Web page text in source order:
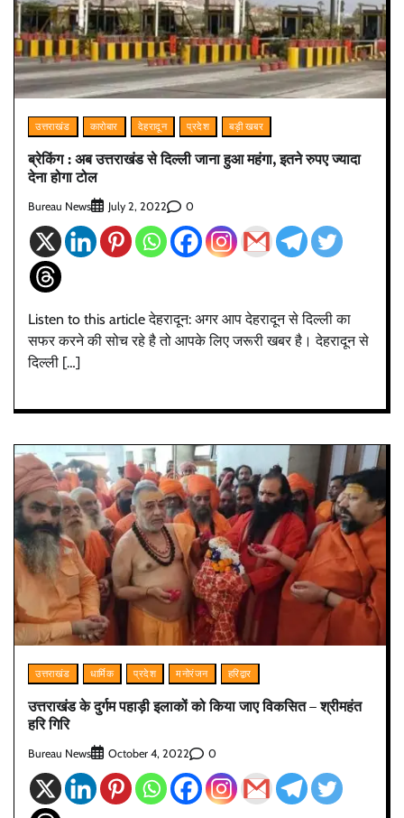
उत्तराखंड कारोबार देहरादून प्रदेश बड़ी खबर
ब्रेकिंग : अब उत्तराखंड से दिल्ली जाना हुआ महंगा, इतने रुपए ज्यादा
देना होगा टोल
Bureau News July 2, 2022 0
Listen to this article देहरादून: अगर आप देहरादून से दिल्ली का
सफर करने की सोच रहे है तो आपके लिए जरूरी खबर है। देहरादून से
दिल्ली […]
उत्तराखंड धार्मिक प्रदेश मनोरंजन हरिद्वार
उत्तराखंड के दुर्गम पहाड़ी इलाकों को किया जाए विकसित – श्रीमहंत
हरि गिरि
Bureau News October 4, 2022 0